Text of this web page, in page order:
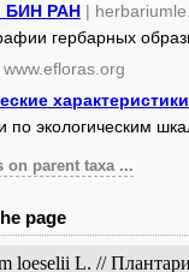
БИН РАН |
гербарных
www.efloras.org
характеристики
по экологическим
on parent taxa ...
page
loeselii L. //